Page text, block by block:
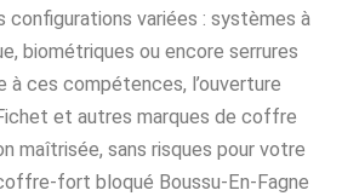
configurations variées : systèmes à
biométriques ou encore serrures
à ces compétences, l’ouverture
et autres marques de coffre
maîtrisée, sans risques pour votre
fort bloqué Boussu-En-Fagne